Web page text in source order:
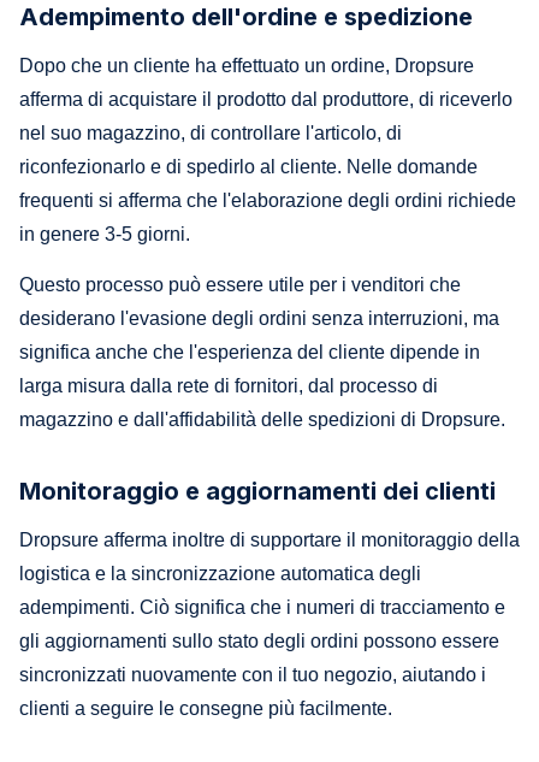
Adempimento dell'ordine e spedizione
Dopo che un cliente ha effettuato un ordine, Dropsure
afferma di acquistare il prodotto dal produttore, di riceverlo
nel suo magazzino, di controllare l'articolo, di
riconfezionarlo e di spedirlo al cliente. Nelle domande
frequenti si afferma che l'elaborazione degli ordini richiede
in genere 3-5 giorni.
Questo processo può essere utile per i venditori che
desiderano l'evasione degli ordini senza interruzioni, ma
significa anche che l'esperienza del cliente dipende in
larga misura dalla rete di fornitori, dal processo di
magazzino e dall'affidabilità delle spedizioni di Dropsure.
Monitoraggio e aggiornamenti dei clienti
Dropsure afferma inoltre di supportare il monitoraggio della
logistica e la sincronizzazione automatica degli
adempimenti. Ciò significa che i numeri di tracciamento e
gli aggiornamenti sullo stato degli ordini possono essere
sincronizzati nuovamente con il tuo negozio, aiutando i
clienti a seguire le consegne più facilmente.